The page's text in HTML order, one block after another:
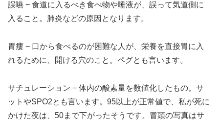
誤嚥 − 食道に入るべき食べ物や唾液が、誤って気道側に
入ること。肺炎などの原因となります。
胃瘻 − 口から食べるのが困難な人が、栄養を直接胃に入
れるために、開ける穴のこと。ペグとも言います。
サチュレーション − 体内の酸素量を数値化したもの。サ
ットやSPO2とも言います。95以上が正常値で、私が死に
かけた夜は、50まで下がったそうです。冒頭の写真はサ